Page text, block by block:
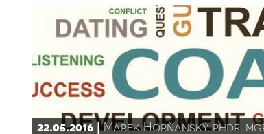
22.05.2016 Marek Horňanský, phdr.